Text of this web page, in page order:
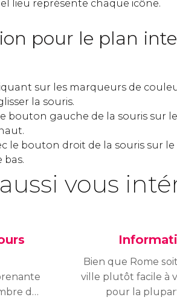
lieu représente chaque icône.
pour le plan
sur les marqueurs de
la souris.
bouton gauche de la souris sur
le bouton droit de la souris sur
bas.
vous
de
Bien que Rome
ville plutôt facile à
pour la